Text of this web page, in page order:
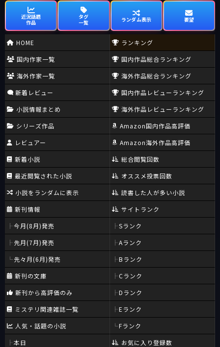
近況話題
作品
タグ
一覧
ランダム表示 要望
HOME
国内作家一覧
海外作家一覧
新着レビュー
小説情報まとめ
シリーズ作品
レビュアー
新着小説
最近閲覧された小説
小説をランダムに表示
新刊情報
今月(8月)発売
先月(7月)発売
先々月(6月)発売
新刊の文庫
新刊から高評価のみ
ミステリ関連雑誌一覧
人気・話題の小説
本日
ランキング
国内作品総合ランキング
海外作品総合ランキング
国内作品レビューランキング
海外作品レビューランキング
Amazon国内作品高評価
Amazon海外作品高評価
総合閲覧回数
オススメ投票回数
読書した人が多い小説
サイトランク
Sランク
Aランク
Bランク
Cランク
Dランク
Eランク
Fランク
お気に入り登録数